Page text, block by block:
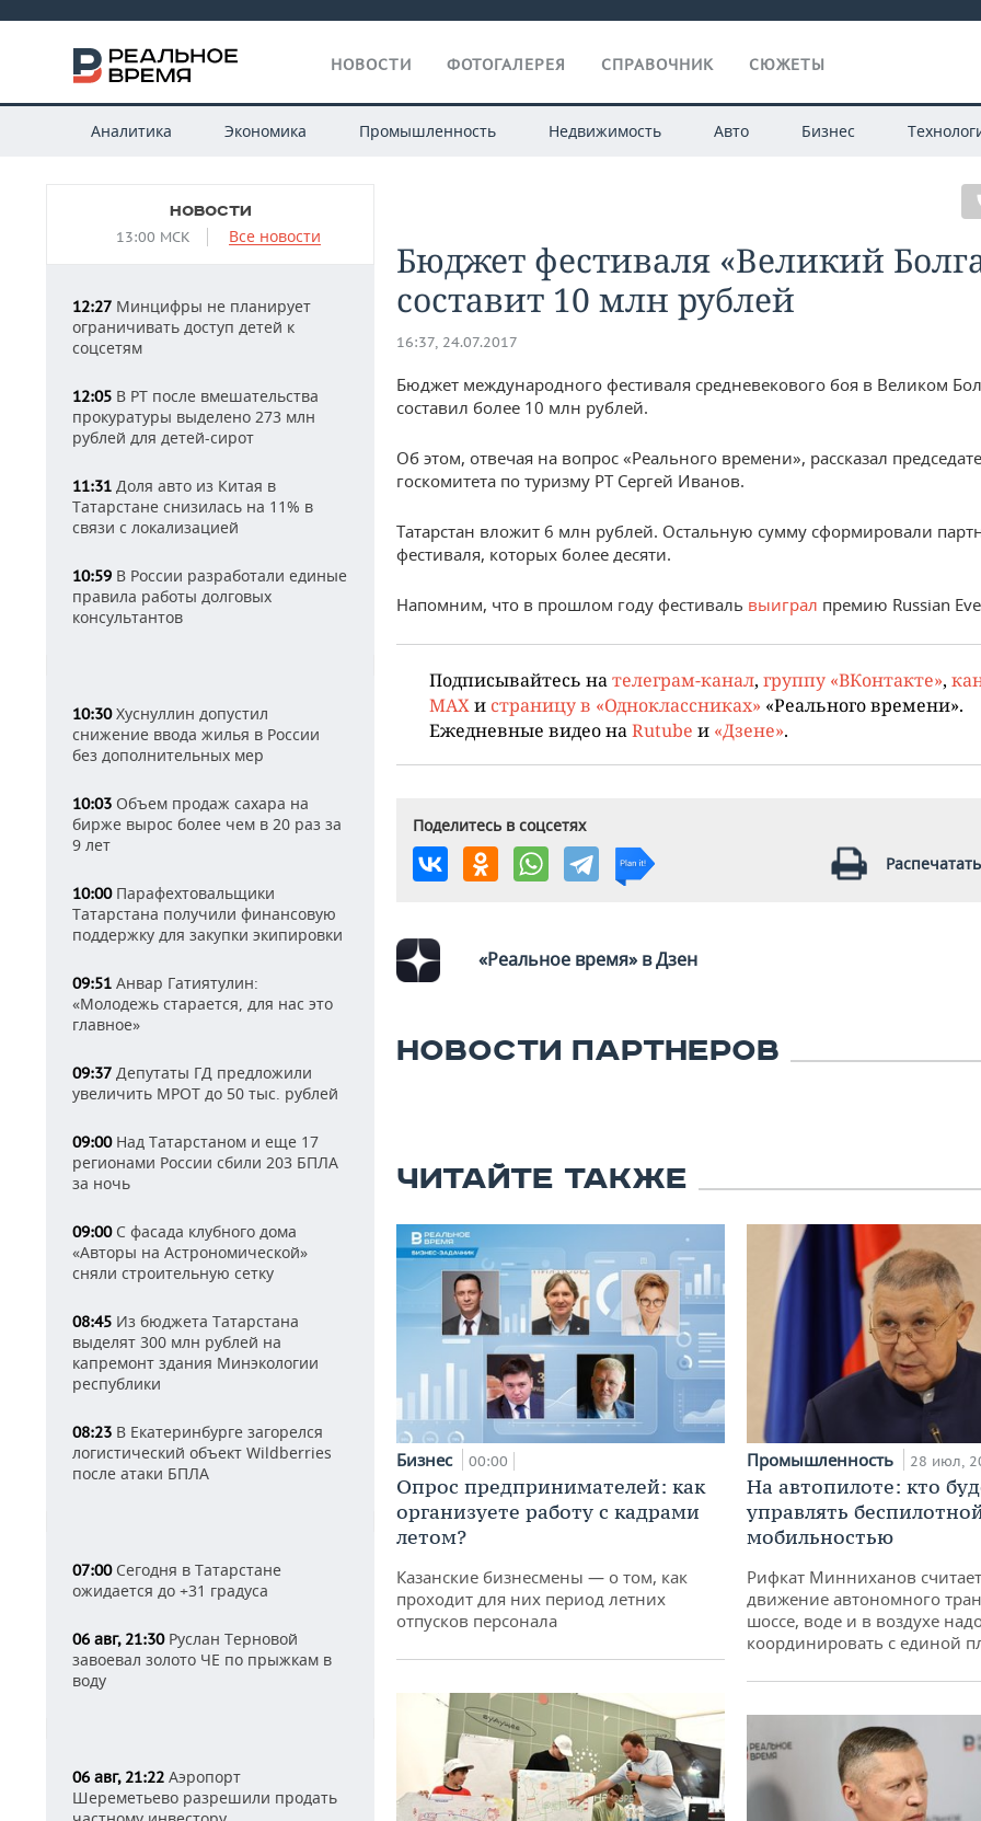
НОВОСТИ ФОТОГАЛЕРЕЯ СПРАВОЧНИК СЮЖЕТЫ
Аналитика Экономика Промышленность Недвижимость Авто Бизнес
НОВОСТИ
13:00 МСК Все новости
12:27 Минцифры не планирует
ограничивать доступ детей к
соцсетям
12:05 В РТ после вмешательства
прокуратуры выделено 273 млн
рублей для детей-сирот
11:31 Доля авто из Китая в
Татарстане снизилась на 11% в
связи с локализацией
10:59 В России разработали единые
правила работы долговых
консультантов
10:30Хуснуллин допустил
снижение ввода жилья в России
без дополнительных мер
10:03 Объем продаж сахара на
бирже вырос более чем в 20 раз за
9 лет
10:00Парафехтовальщики
Татарстана получили финансовую
поддержку для закупки экипировки
09:51 Анвар Гатиятулин:
«Молодежь старается, для нас это
главное»
09:37 Депутаты ГД предложили
увеличить МРОТ до 50 тыс. рублей
09:00Над Татарстаном и еще 17
регионами России сбили 203 БПЛА
за ночь
09:00С фасада клубного дома
«Авторы на Астрономической»
сняли строительную сетку
08:45 Из бюджета Татарстана
выделят 300 млн рублей на
капремонт здания Минэкологии
республики
08:23 В Екатеринбурге загорелся
логистический объект Wildberries
после атаки БПЛА
07:00Сегодня в Татарстане
ожидается до +31 градуса
06 авг, 21:30Руслан Терновой
завоевал золото ЧЕ по прыжкам в
воду
06 авг, 21:22 Аэропорт
Шереметьево разрешили продать
​Бюджет фестиваля «Великий
составит 10 млн рублей
16:37, 24.07.2017
Бюджет международного фестиваля средневекового боя в Великом
составил более 10 млн рублей.
Об этом, отвечая на вопрос «Реального времени», рассказал
госкомитета по туризму РТ Сергей Иванов.
Татарстан вложит 6 млн рублей. Остальную сумму сформировали
фестиваля, которых более десяти.
Напомним, что в прошлом году фестиваль выиграл премию Russian
Подписывайтесь на телеграм-канал, группу «ВКонтакте»,
MAX и страницу в «Одноклассниках» «Реального времени».
Ежедневные видео на Rutube и «Дзене».
Поделитесь в соцсетях
«Реальное время» в Дзен
НОВОСТИ ПАРТНЕРОВ
ЧИТАЙТЕ ТАКЖЕ
Бизнес 00:00
Опрос предпринимателей: как
организуете работу с кадрами
летом?
Казанские бизнесмены — о том, как
проходит для них период летних
отпусков персонала
Промышленность 28 июл,
На автопилоте: кто
управлять
мобильностью
Рифкат Минниханов
движение автономного
шоссе, воде и в воздухе
координировать с единой